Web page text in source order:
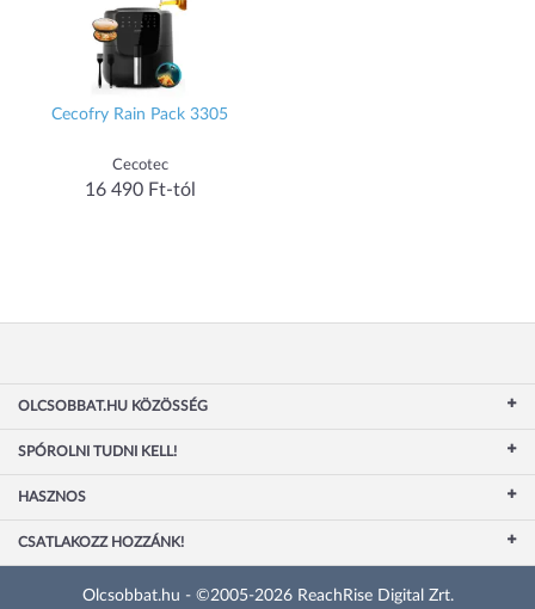
Cecofry Rain Pack 3305
Cecotec
16 490 Ft-tól
OLCSOBBAT.HU KÖZÖSSÉG
SPÓROLNI TUDNI KELL!
HASZNOS
CSATLAKOZZ HOZZÁNK!
Olcsobbat.hu - ©2005-2026 ReachRise Digital Zrt.